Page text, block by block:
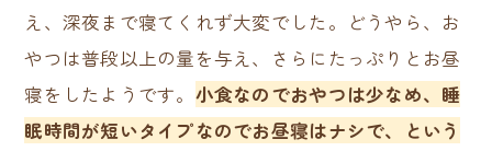
え、深夜まで寝てくれず大変でした。どうやら、お
やつは普段以上の量を与え、さらにたっぷりとお昼
寝をしたようです。 小食なのでおやつは少なめ、睡
眠時間が短いタイプなのでお昼寝はナシで、という